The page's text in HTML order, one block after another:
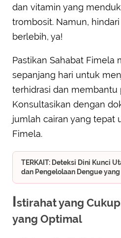
dan vitamin yang
trombosit. Namun,
berlebih, ya!
Pastikan Sahabat Fimela
sepanjang hari untuk
terhidrasi dan membantu
Konsultasikan dengan
jumlah cairan yang tepat
Fimela.
TERKAIT: Deteksi Dini Kunci
dan Pengelolaan Dengue
Istirahat yang
yang Optimal